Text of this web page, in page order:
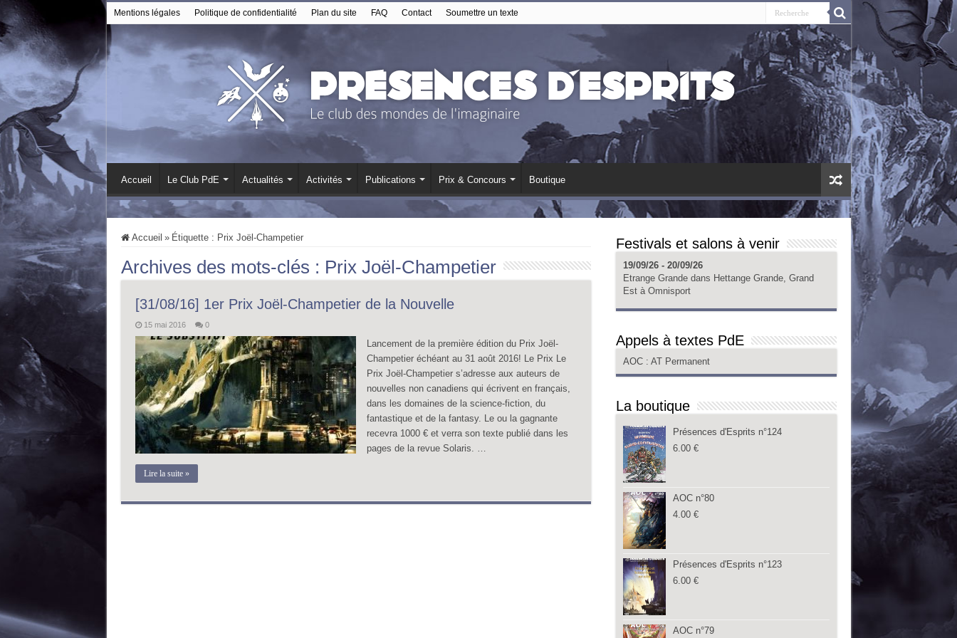
Mentions légales Politique de confidentialité Plan du site FAQ Contact Soumettre un texte
Accueil Le Club PdE Actualités Activités Publications Prix & Concours Boutique
Accueil » Étiquette : Prix Joël-Champetier
Archives des mots-clés : Prix Joël-Champetier
[31/08/16] 1er Prix Joël-Champetier de la Nouvelle
15 mai 2016 0
Lancement de la première édition du Prix Joël-
Champetier échéant au 31 août 2016! Le Prix Le
Prix Joël-Champetier s’adresse aux auteurs de
nouvelles non canadiens qui écrivent en français,
dans les domaines de la science-fiction, du
fantastique et de la fantasy. Le ou la gagnante
recevra 1000 € et verra son texte publié dans les
pages de la revue Solaris. …
Lire la suite »
Festivals et salons à venir
19/09/26 - 20/09/26
Etrange Grande dans Hettange Grande, Grand
Est à Omnisport
Appels à textes PdE
AOC : AT Permanent
La boutique
Présences d'Esprits n°124
6.00 €
AOC n°80
4.00 €
Présences d'Esprits n°123
6.00 €
AOC n°79